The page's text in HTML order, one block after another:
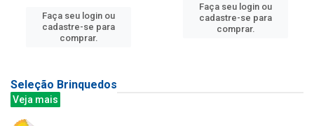
Faça seu login ou
cadastre-se para
comprar.
Faça seu login ou
cadastre-se para
comprar.
Seleção Brinquedos
Veja mais